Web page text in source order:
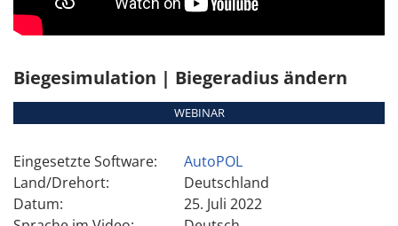
Biegesimulation | Biegeradius ändern
WEBINAR
Eingesetzte Software:
AutoPOL
Land/Drehort:
Deutschland
Datum:
25. Juli 2022